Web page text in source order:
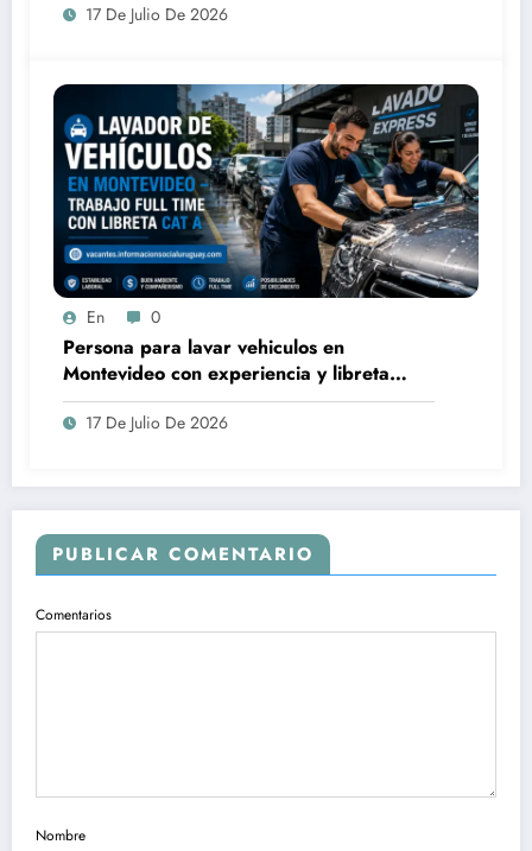
17 De Julio De 2026
En 0
Persona para lavar vehiculos en
Montevideo con experiencia y libreta
Categoría A
17 De Julio De 2026
PUBLICAR COMENTARIO
Comentarios
Nombre